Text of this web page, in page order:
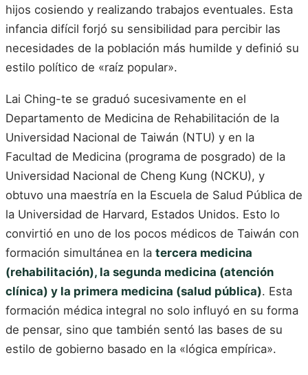
hijos cosiendo y realizando trabajos eventuales. Esta
infancia difícil forjó su sensibilidad para percibir las
necesidades de la población más humilde y definió su
estilo político de «raíz popular».
Lai Ching-te se graduó sucesivamente en el
Departamento de Medicina de Rehabilitación de la
Universidad Nacional de Taiwán (NTU) y en la
Facultad de Medicina (programa de posgrado) de la
Universidad Nacional de Cheng Kung (NCKU), y
obtuvo una maestría en la Escuela de Salud Pública de
la Universidad de Harvard, Estados Unidos. Esto lo
convirtió en uno de los pocos médicos de Taiwán con
formación simultánea en la tercera medicina
(rehabilitación), la segunda medicina (atención
clínica) y la primera medicina (salud pública). Esta
formación médica integral no solo influyó en su forma
de pensar, sino que también sentó las bases de su
estilo de gobierno basado en la «lógica empírica».